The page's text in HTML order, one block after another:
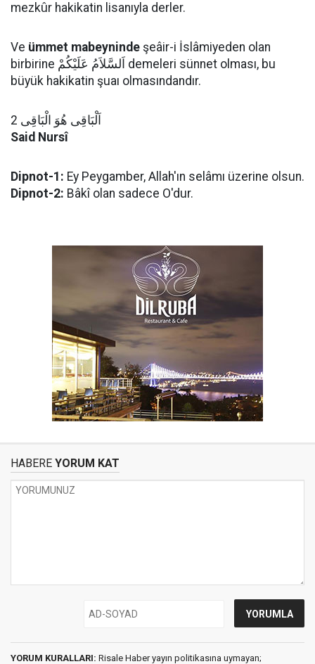
mezkûr hakikatin lisanıyla derler.
Ve ümmet mabeyninde şeâir-i İslâmiyeden olan
birbirine اَلسَّلاَمُ عَلَيْكُمْ demeleri sünnet olması, bu
büyük hakikatin şuaı olmasındandır.
اَلْبَاقِى هُوَ الْبَاقِى 2
Said Nursî
Dipnot-1: Ey Peygamber, Allah'ın selâmı üzerine olsun.
Dipnot-2: Bâkî olan sadece O'dur.
HABERE YORUM KAT
YORUM KURALLARI: Risale Haber yayın politikasına uymayan;